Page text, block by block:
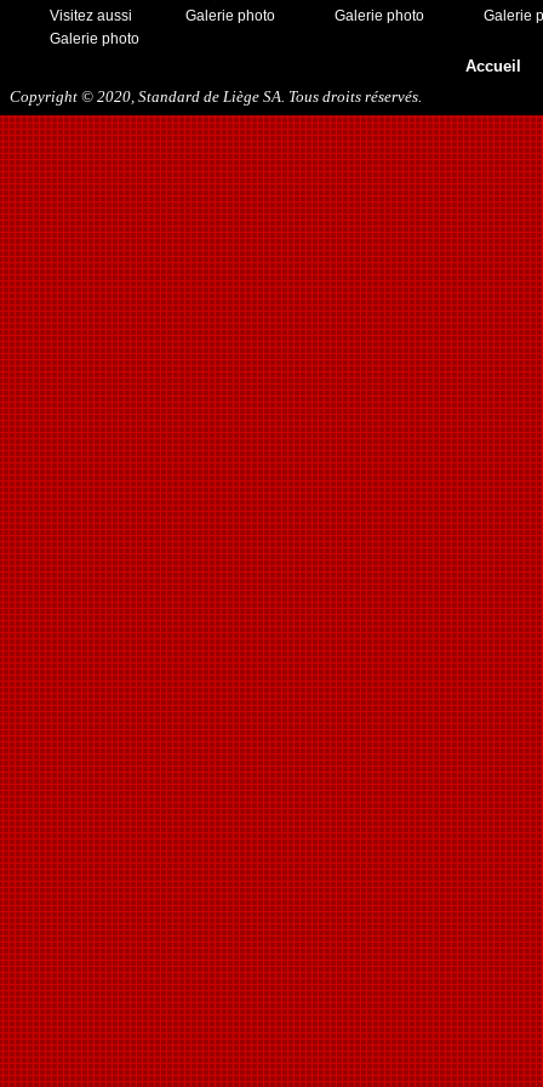
14/12/2019
Visitez aussi
Galerie photo
Galerie photo
Galerie photo
Galerie
Accueil
Copyright © 2020, Standard de Liège SA. Tous droits réservés.